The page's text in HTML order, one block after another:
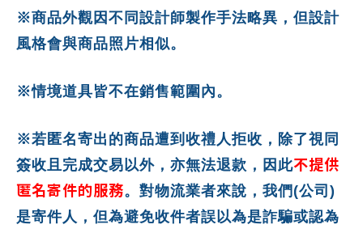
※商品外觀因不同設計師製作手法略異，但設計
風格會與商品照片相似。
※情境道具皆不在銷售範圍內。
※若匿名寄出的商品遭到收禮人拒收，除了視同
簽收且完成交易以外，亦無法退款，因此不提供
匿名寄件的服務。對物流業者來說，我們(公司)
是寄件人，但為避免收件者誤以為是詐騙或認為